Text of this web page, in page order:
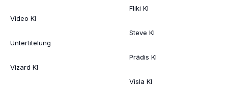
Video KI
Untertitelung
Vizard KI
Fliki KI
Steve KI
Prädis KI
Visla KI